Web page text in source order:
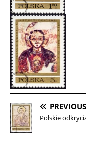
PREVIOUS
Polskie